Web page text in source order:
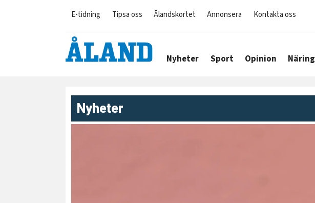
E-tidning Tipsa oss Ålandskortet Annonsera Kontakta oss
Nyheter Sport Opinion
Nyheter